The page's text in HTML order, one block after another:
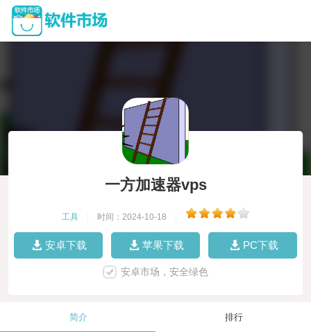
一方加速器vps
工具 时间：2024-10-18
安卓下载 苹果下载 PC下载
安卓市场，安全绿色
简介 排行